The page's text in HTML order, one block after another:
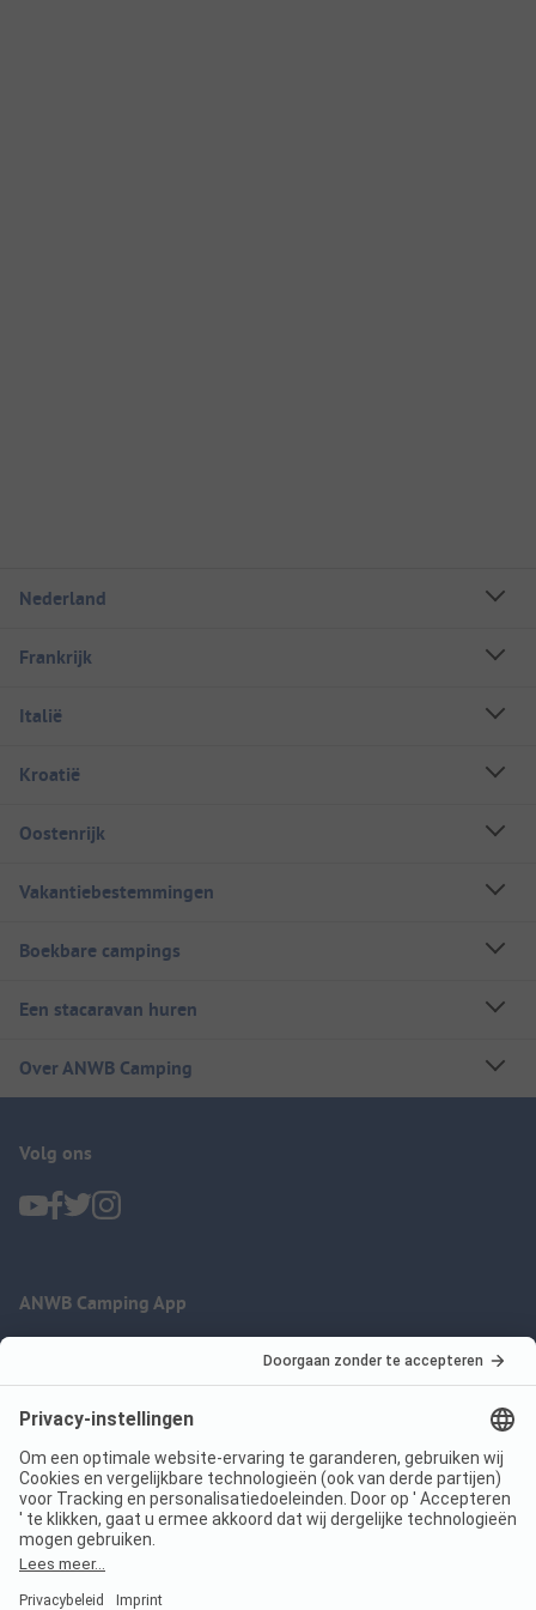
Nederland
Frankrijk
Italië
Kroatië
Oostenrijk
Vakantiebestemmingen
Boekbare campings
Een stacaravan huren
Over ANWB Camping
Volg ons
ANWB Camping App
Imprint
Jouw privacy
Voorwaarden
Wet digitale diensten